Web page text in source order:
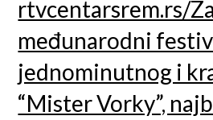
rtvcentarsrem.rs/
međunarodni
jednominutnog i
“Mister Vorky”,